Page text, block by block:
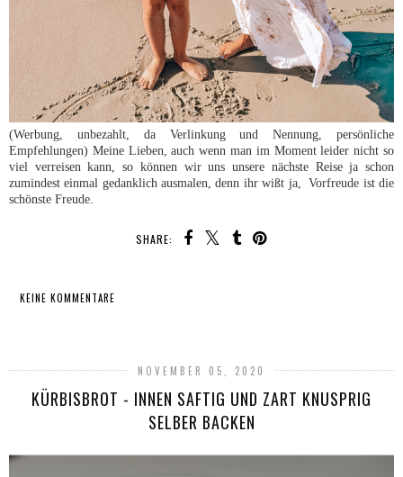
(Werbung, unbezahlt, da Verlinkung und Nennung, persönliche
Empfehlungen) Meine Lieben, auch wenn man im Moment leider nicht so
viel verreisen kann, so können wir uns unsere nächste Reise ja schon
zumindest einmal gedanklich ausmalen, denn ihr wißt ja, Vorfreude ist die
schönste Freude.
SHARE:
KEINE KOMMENTARE
NOVEMBER 05, 2020
KÜRBISBROT - INNEN SAFTIG UND ZART KNUSPRIG
SELBER BACKEN